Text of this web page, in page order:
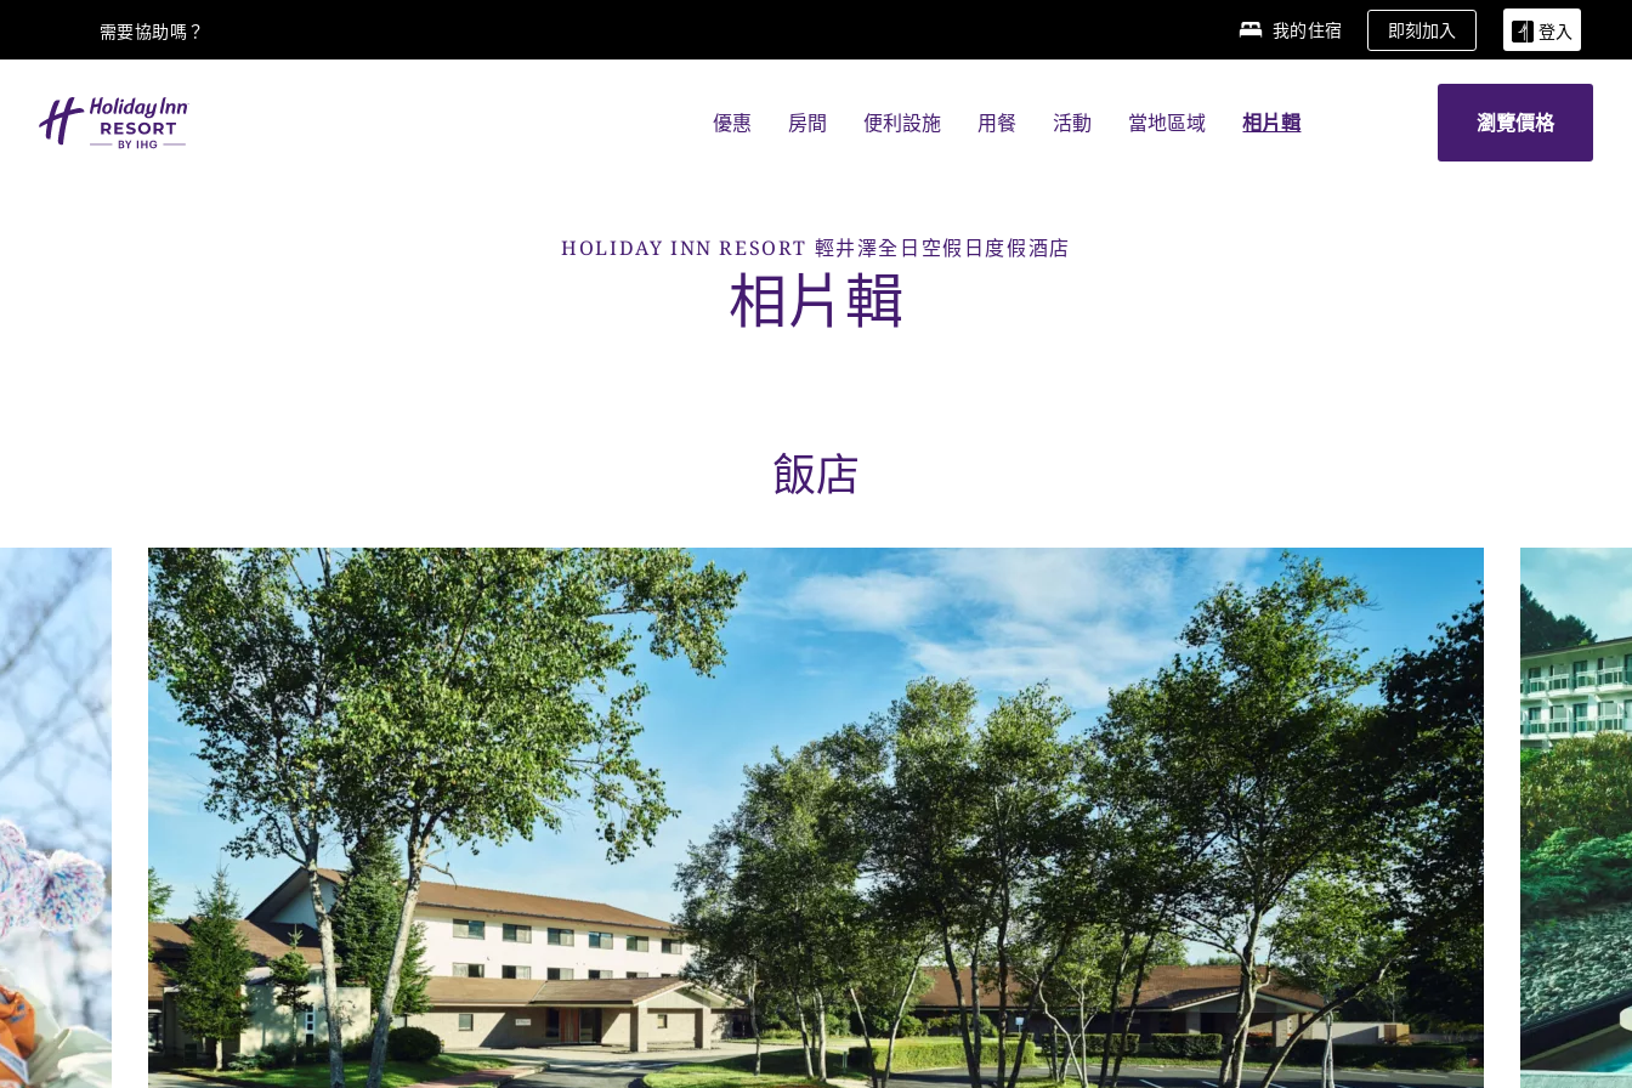
需要協助嗎？ 我的住宿 即刻加入 登入
優惠 房間 便利設施 用餐 活動 當地區域 相片輯 瀏覽價格
HOLIDAY INN RESORT 輕井澤全日空假日度假酒店
相片輯
飯店